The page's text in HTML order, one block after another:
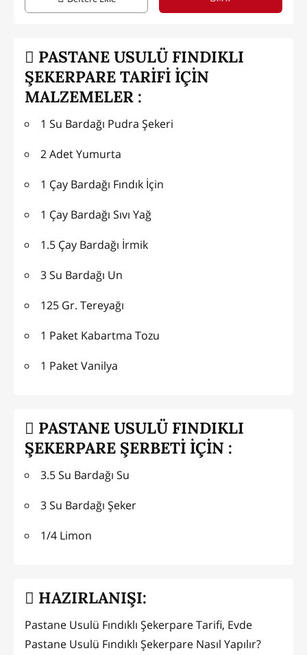
PASTANE USULÜ FINDIKLI
ŞEKERPARE TARİFİ İÇİN
MALZEMELER :
1 Su Bardağı Pudra Şekeri
2 Adet Yumurta
1 Çay Bardağı Fındık İçin
1 Çay Bardağı Sıvı Yağ
1.5 Çay Bardağı İrmik
3 Su Bardağı Un
125 Gr. Tereyağı
1 Paket Kabartma Tozu
1 Paket Vanilya
PASTANE USULÜ FINDIKLI
ŞEKERPARE ŞERBETİ İÇİN :
3.5 Su Bardağı Su
3 Su Bardağı Şeker
1/4 Limon
HAZIRLANIŞI:
Pastane Usulü Fındıklı Şekerpare Tarifi, Evde
Pastane Usulü Fındıklı Şekerpare Nasıl Yapılır?